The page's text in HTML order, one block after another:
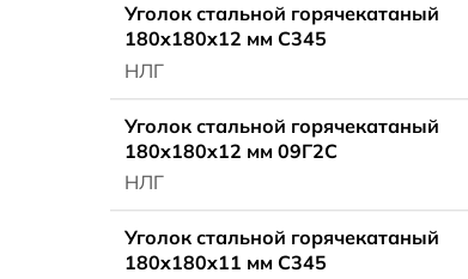
Уголок стальной горячекатаный
180x180x12 мм С345
НЛГ
Уголок стальной горячекатаный
180x180x12 мм 09Г2С
НЛГ
Уголок стальной горячекатаный
180x180x11 мм С345